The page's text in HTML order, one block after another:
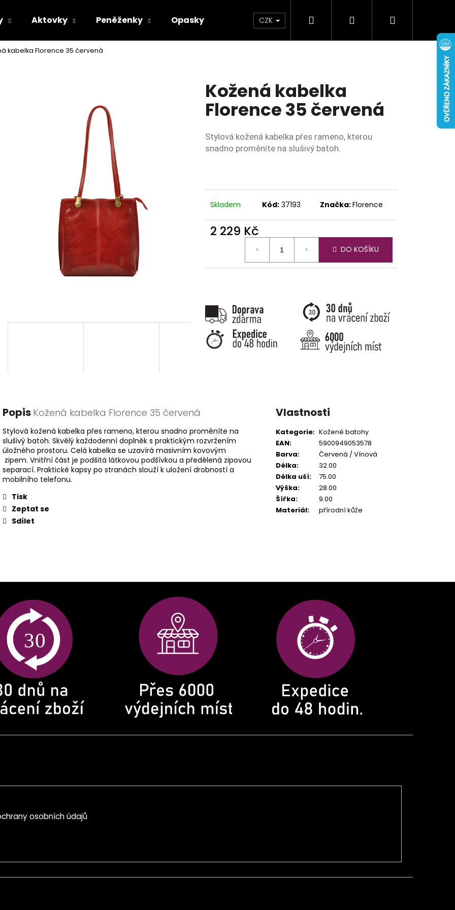
Aktovky Peněženky Opasky Doplňky Novinky
CZK Hledat PřihlášeníNákupní
kabelka Florence 35 červená
Kožená kabelka
Florence 35 červená
Stylová kožená kabelka přes rameno, kterou
snadno proměníte na slušivý batoh.
Skladem Kód: 37193 Značka:Florence
2 229 Kč
DO KOŠÍKU
Popis Kožená kabelka Florence 35 červená
Stylová kožená kabelka přes rameno, kterou snadno proměníte na
slušivý batoh. Skvělý každodenní doplněk s praktickým rozvržením
úložného prostoru. Celá kabelka se uzavírá masivním kovovým
zipem. Vnitřní část je podšitá látkovou podšívkou a předělená zipovou
separací. Praktické kapsy po stranách slouží k uložení drobností a
mobilního telefonu.
Tisk
Zeptat se
Sdílet
Vlastnosti
Kategorie: Kožené batohy
EAN:
5900949053578
Barva:
Červená / Vínová
Délka:
32.00
Délka uší:
75.00
Výška:
28.00
Šířka:
9.00
Materiál: přírodní kůže
Co potřebujete najít?
Doporučujeme
osobních údajů